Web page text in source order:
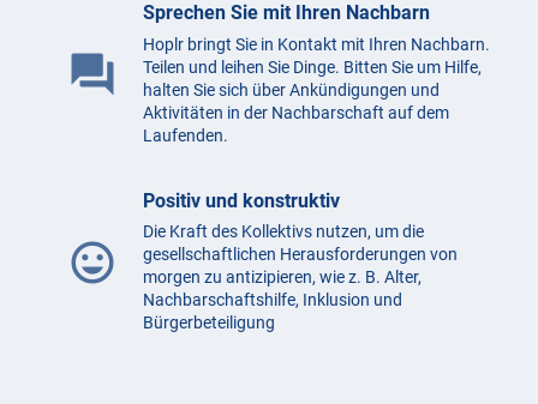
question_answer
Sprechen Sie mit Ihren Nachbarn
Hoplr bringt Sie in Kontakt mit Ihren Nachbarn.
Teilen und leihen Sie Dinge. Bitten Sie um Hilfe,
halten Sie sich über Ankündigungen und
Aktivitäten in der Nachbarschaft auf dem
Laufenden.
mood
Positiv und konstruktiv
Die Kraft des Kollektivs nutzen, um die
gesellschaftlichen Herausforderungen von
morgen zu antizipieren, wie z. B. Alter,
Nachbarschaftshilfe, Inklusion und
Bürgerbeteiligung